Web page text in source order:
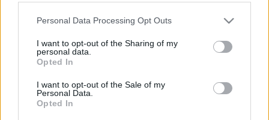
Please note that this website/app uses one or more Google
not limited to your visit or usage behaviour. You may click to
grant or deny consent to Google and its third-party tags to
use your data for below specified purposes in below Google
consent section.
Personal Data Processing Opt Outs
I want to opt-out of the Sharing of my
personal data.
Opted In
I want to opt-out of the Sale of my
Personal Data.
Opted In
napjainkig.